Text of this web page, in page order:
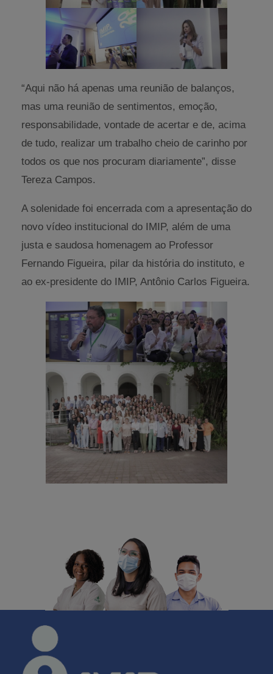
“Aqui não há apenas uma reunião de balanços,
mas uma reunião de sentimentos, emoção,
responsabilidade, vontade de acertar e de, acima
de tudo, realizar um trabalho cheio de carinho por
todos os que nos procuram diariamente”, disse
Tereza Campos.
A solenidade foi encerrada com a apresentação do
novo vídeo institucional do IMIP, além de uma
justa e saudosa homenagem ao Professor
Fernando Figueira, pilar da história do instituto, e
ao ex-presidente do IMIP, Antônio Carlos Figueira.